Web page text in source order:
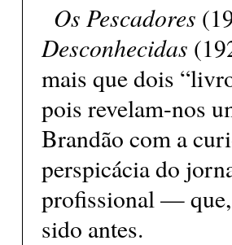
Os Pescadores
Desconhecidas
mais que dois
pois revelam-nos
Brandão com a
perspicácia do
profissional —
sido antes.